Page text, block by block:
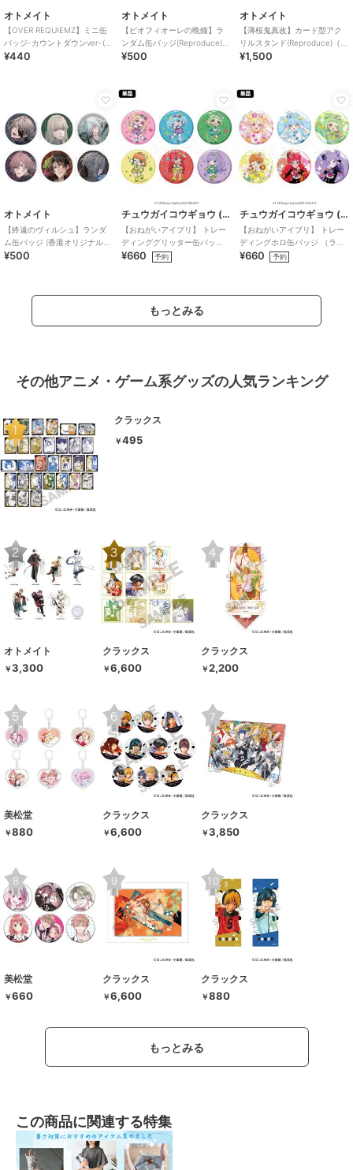
オトメイト
【OVER REQUIEMZ】ミニ缶
バッジ-カウントダウンver-(ラ
ンダム全6種)
¥440
オトメイト
【ピオフィオーレの晩鐘】ラ
ンダム缶バッジ(Reproduce)
（ランダム全5種）
¥500
オトメイト
【薄桜鬼真改】カード型アク
リルスタンド(Reproduce)（ラ
ンダム全6種）
¥1,500
オトメイト
【終遠のヴィルシュ】ランダ
ム缶バッジ (香港オリジナル
ver.)（ランダム全6種）
¥500
チュウガイコウギョウ (Chugai Mining)
【おねがいアイプリ】 トレー
ディンググリッター缶バッ
ジ ミニキャラ （ランダム全6
¥660 予約
チュウガイコウギョウ (Chugai Mining)
【おねがいアイプリ】 トレー
ディングホロ缶バッジ （ラン
ダム全6種）
¥660 予約
もっとみる
その他アニメ・ゲーム系グッズの人気ランキング
クラックス
￥495
オトメイト
￥3,300
クラックス
￥6,600
クラックス
￥2,200
美松堂
￥880
クラックス
￥6,600
クラックス
￥3,850
美松堂
￥660
クラックス
￥6,600
クラックス
￥880
もっとみる
この商品に関連する特集